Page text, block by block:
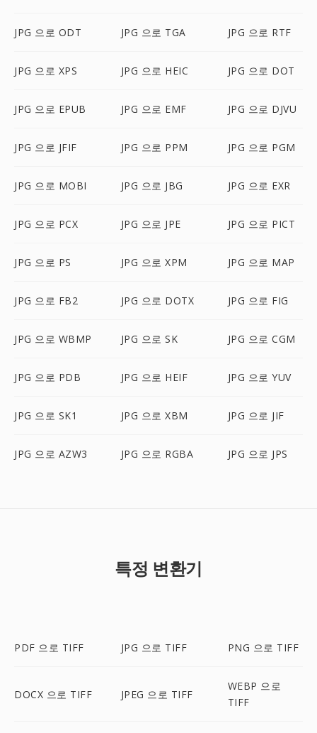
JPG 으로 ODT JPG 으로 TGA JPG 으로 RTF
JPG 으로 XPS JPG 으로 HEIC JPG 으로 DOT
JPG 으로 EPUB JPG 으로 EMF JPG 으로 DJVU
JPG 으로 JFIF JPG 으로 PPM JPG 으로 PGM
JPG 으로 MOBI JPG 으로 JBG JPG 으로 EXR
JPG 으로 PCX JPG 으로 JPE JPG 으로 PICT
JPG 으로 PS JPG 으로 XPM JPG 으로 MAP
JPG 으로 FB2 JPG 으로 DOTX JPG 으로 FIG
JPG 으로 WBMP JPG 으로 SK JPG 으로 CGM
JPG 으로 PDB JPG 으로 HEIF JPG 으로 YUV
JPG 으로 SK1 JPG 으로 XBM JPG 으로 JIF
JPG 으로 AZW3 JPG 으로 RGBA JPG 으로 JPS
특정 변환기
PDF 으로 TIFF JPG 으로 TIFF PNG 으로 TIFF
DOCX 으로 TIFF JPEG 으로 TIFF
WEBP 으로
TIFF